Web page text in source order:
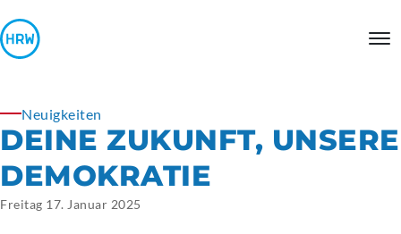
Neuigkeiten
DEINE ZUKUNFT, UNSERE
DEMOKRATIE
Freitag 17. Januar 2025